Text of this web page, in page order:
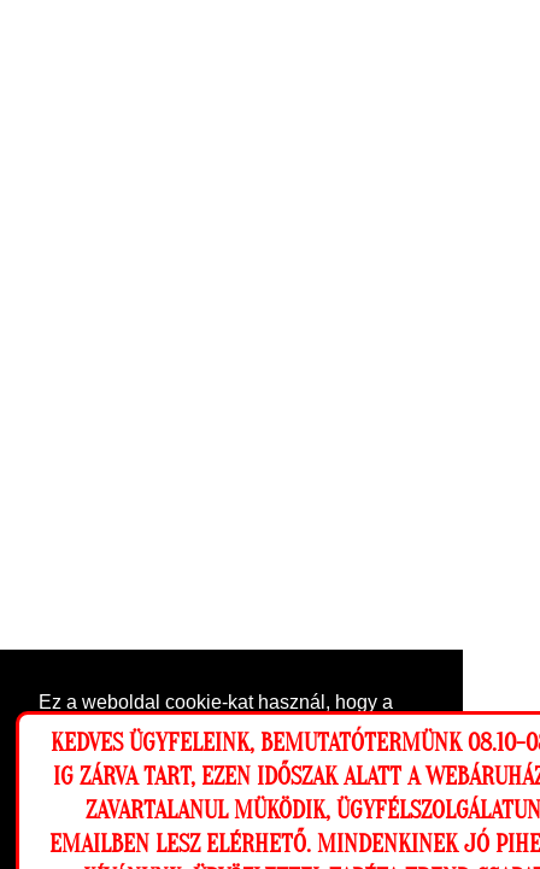
Ez a weboldal cookie-kat használ, hogy a
lehető legjobb élményt nyújtsa honlapunkon.
Beállítások
Engedélyezem
KEDVES ÜGYFELEINK, BEMUTATÓTERMÜNK 08.10-
IG ZÁRVA TART, EZEN IDŐSZAK ALATT A
ZAVARTALANUL MÜKÖDIK,
EMAILBEN LESZ ELÉRHETŐ. MINDENKINEK JÓ